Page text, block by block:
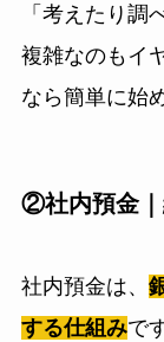
「考えたり調
複雑なのもイ
なら簡単に始
②社内預金｜
社内預金は、
する仕組みで